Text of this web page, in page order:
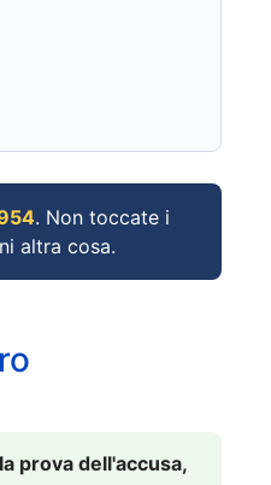
. Non toccate i
altra cosa.
prova dell'accusa,